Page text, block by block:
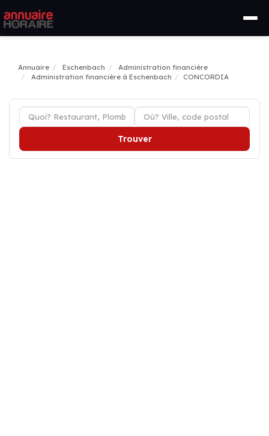
Annuaire Eschenbach
Administration financière
Administration financière à Eschenbach
CONCORDIA
Trouver